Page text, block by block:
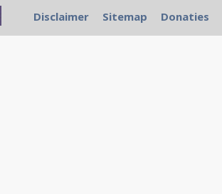
Disclaimer Sitemap Donaties